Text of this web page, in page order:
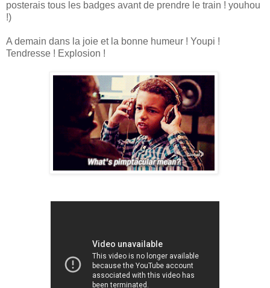
posterais tous les badges avant de prendre le train ! youhou
!)
A demain dans la joie et la bonne humeur ! Youpi !
Tendresse ! Explosion !